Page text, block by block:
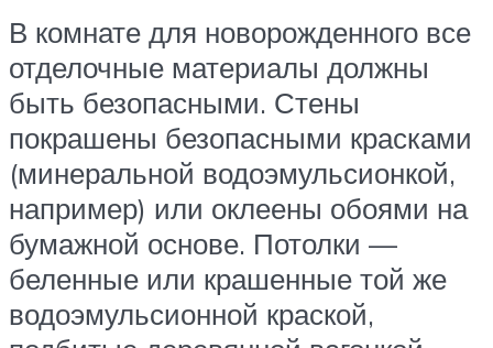
В комнате для новорожденного все
отделочные материалы должны
быть безопасными. Стены
покрашены безопасными красками
(минеральной водоэмульсионкой,
например) или оклеены обоями на
бумажной основе. Потолки —
беленные или крашенные той же
водоэмульсионной краской,